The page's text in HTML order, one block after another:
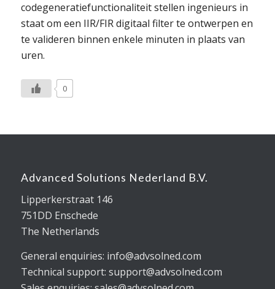
codegeneratiefunctionaliteit stellen ingenieurs in
staat om een IIR/FIR digitaal filter te ontwerpen en
te valideren binnen enkele minuten in plaats van
uren.
0
Advanced Solutions Nederland B.V.
Lipperkerstraat 146
751DD Enschede
The Netherlands
General enquiries: info@advsolned.com
Technical support: support@advsolned.com